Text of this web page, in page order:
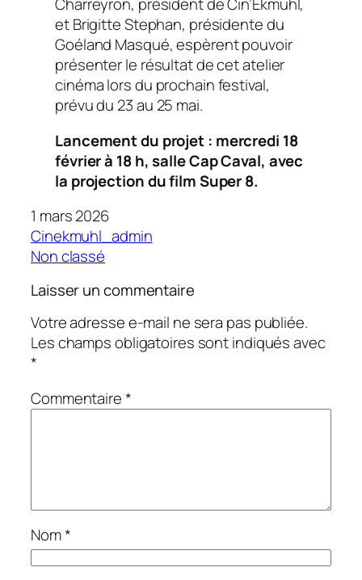
Charreyron, président de Cin’Ekmühl,
et Brigitte Stephan, présidente du
Goéland Masqué, espèrent pouvoir
présenter le résultat de cet atelier
cinéma lors du prochain festival,
prévu du 23 au 25 mai.
Lancement du projet : mercredi 18
février à 18 h, salle Cap Caval, avec
la projection du film Super 8.
1 mars 2026
Cinekmuhl_admin
Non classé
Laisser un commentaire
Votre adresse e-mail ne sera pas publiée.
Les champs obligatoires sont indiqués avec
*
Commentaire*
Nom*